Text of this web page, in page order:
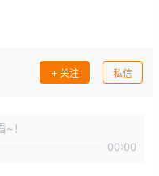
关注 私信
！
00:00